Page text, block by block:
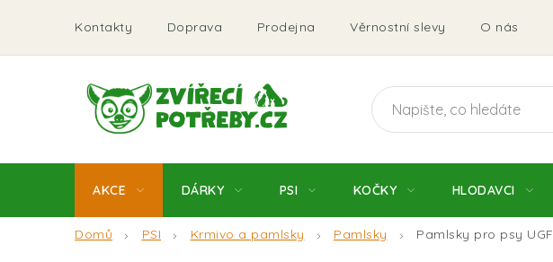
obsah
Kontakty Doprava Prodejna Věrnostní slevy O nás
AKCE DÁRKY PSI KOČKY HLODAVCI
Domů PSI Krmivo a pamlsky Pamlsky Pamlsky pro psy UGF